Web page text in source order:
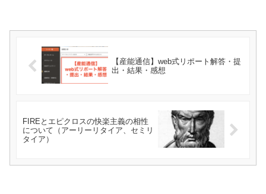
【産能通信】web式リポート解答・提
出・結果・感想
FIREとエピクロスの快楽主義の相性
について（アーリーリタイア、セミリ
タイア）